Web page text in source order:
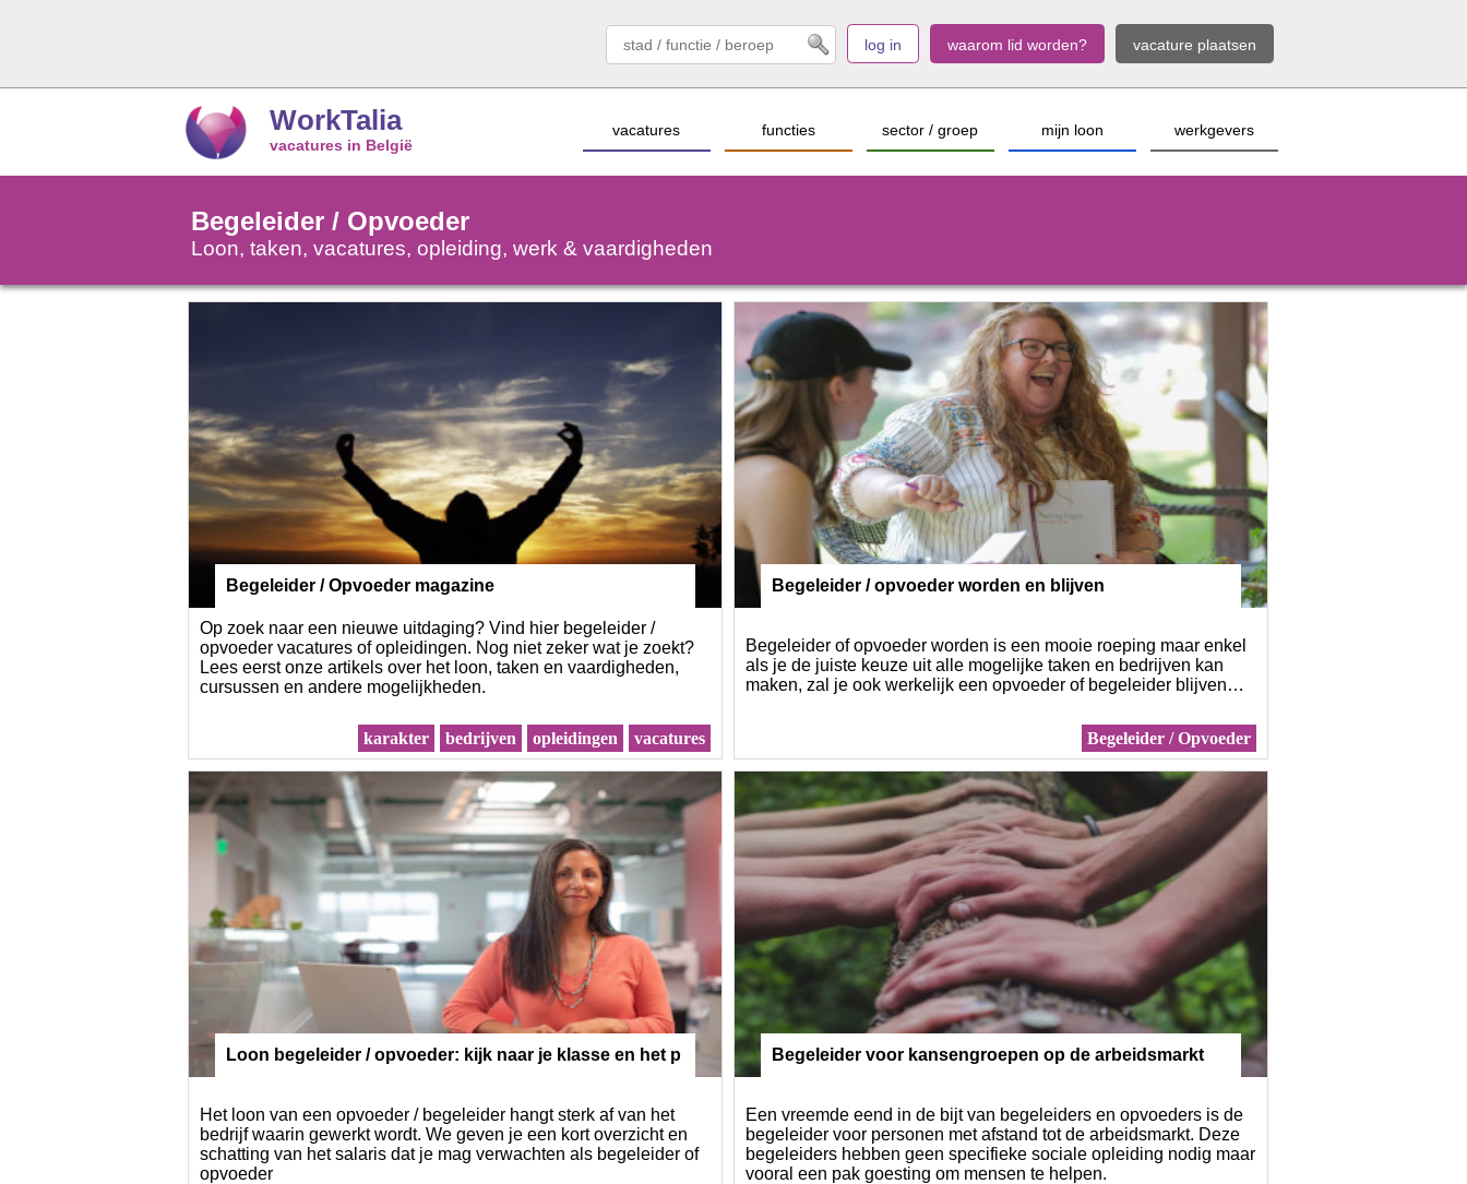
vacature plaatsen
waarom lid worden?
log in
WorkTalia
vacatures in België
werkgevers
mijn loon
sector / groep
functies
vacatures
Begeleider / Opvoeder
Loon, taken, vacatures, opleiding, werk & vaardigheden
Begeleider / Opvoeder magazine
Op zoek naar een nieuwe uitdaging? Vind hier begeleider /
opvoeder vacatures of opleidingen. Nog niet zeker wat je zoekt?
Lees eerst onze artikels over het loon, taken en vaardigheden,
cursussen en andere mogelijkheden.
vacatures
opleidingen
bedrijven
karakter
Begeleider / opvoeder worden en blijven
Begeleider of opvoeder worden is een mooie roeping maar enkel
als je de juiste keuze uit alle mogelijke taken en bedrijven kan
maken, zal je ook werkelijk een opvoeder of begeleider blijven…
Begeleider / Opvoeder
Loon begeleider / opvoeder: kijk naar je klasse en het p
Het loon van een opvoeder / begeleider hangt sterk af van het
bedrijf waarin gewerkt wordt. We geven je een kort overzicht en
schatting van het salaris dat je mag verwachten als begeleider of
opvoeder
Begeleider voor kansengroepen op de arbeidsmarkt
Een vreemde eend in de bijt van begeleiders en opvoeders is de
begeleider voor personen met afstand tot de arbeidsmarkt. Deze
begeleiders hebben geen specifieke sociale opleiding nodig maar
vooral een pak goesting om mensen te helpen.